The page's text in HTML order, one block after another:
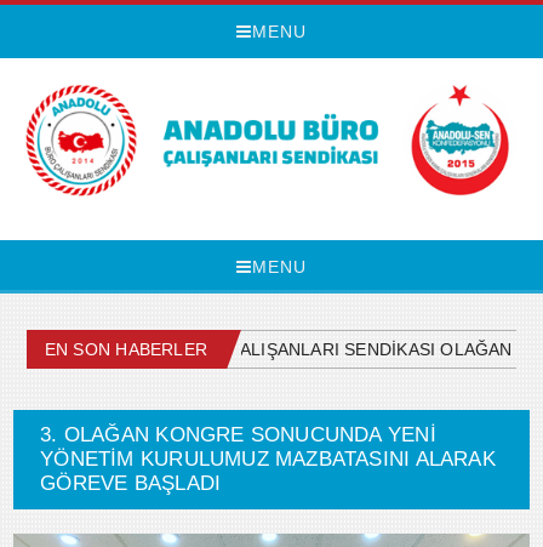
MENU
MENU
EN SON HABERLER
ANADOLU BÜRO ÇALIŞANLARI SENDİKASI OLAĞAN
3. OLAĞAN KONGRE SONUCUNDA YENI
YÖNETIM KURULUMUZ MAZBATASINI ALARAK
GÖREVE BAŞLADI